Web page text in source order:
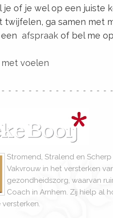
je of je wel op een juiste
twijfelen, ga samen met
afspraak of bel me op
voelen
Stromend, Stralend en Scherp
Vakvrouw in het versterken
gezondheidszorg, waarvan
Coach in Arnhem. Zij hielp al